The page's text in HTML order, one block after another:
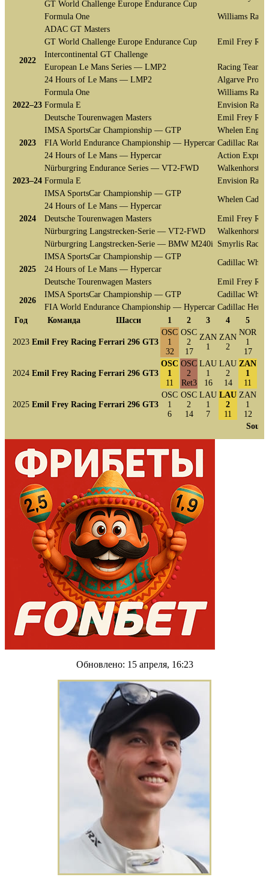
GT World Challenge Europe Endurance Cup
Formula One
Williams
2022
ADAC GT Masters
Emil Frey
GT World Challenge Europe Endurance Cup
Intercontinental GT Challenge
European Le Mans Series — LMP2
Racing Team
24 Hours of Le Mans — LMP2
Algarve Pro
Formula One
Williams
2022–23 Formula E Envision
2023
Deutsche Tourenwagen Masters
Emil Frey
IMSA SportsCar Championship — GTP
Whelen
FIA World Endurance Championship — Hypercar Cadillac
24 Hours of Le Mans — Hypercar
Action
Nürburgring Endurance Series — VT2-FWD
Walkenhorst
2023–24 Formula E Envision
2024
IMSA SportsCar Championship — GTP
Whelen
24 Hours of Le Mans — Hypercar
Deutsche Tourenwagen Masters
Emil Frey
Nürburgring Langstrecken-Serie — VT2-FWD
Walkenhorst
Nürburgring Langstrecken-Serie — BMW M240i Smyrlis Racing
2025
IMSA SportsCar Championship — GTP
Cadillac
24 Hours of Le Mans — Hypercar
Deutsche Tourenwagen Masters
Emil Frey
2026
IMSA SportsCar Championship — GTP
Cadillac
FIA World Endurance Championship — Hypercar Cadillac Hertz
Год Команда Шасси 1 2 3 4 5
2023 Emil Frey Racing Ferrari 296 GT3
OSC
1
32
OSC
2
17
ZAN
1
ZAN
2
NOR
1
17
2024 Emil Frey Racing Ferrari 296 GT3
OSC
1
11
OSC
2
Ret3
LAU
1
16
LAU
2
14
ZAN
1
11
2025 Emil Frey Racing Ferrari 296 GT3
OSC
1
6
OSC
2
14
LAU
1
7
LAU
2
11
ZAN
1
12
Обновлено: 15 апреля, 16:23